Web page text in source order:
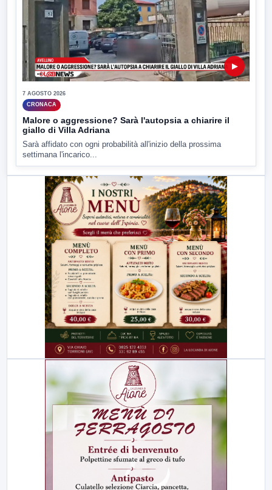
▶
7 AGOSTO 2026
CRONACA
Malore o aggressione? Sarà l'autopsia a chiarire il
giallo di Villa Adriana
Sarà affidato con ogni probabilità all'inizio della prossima
settimana l'incarico...